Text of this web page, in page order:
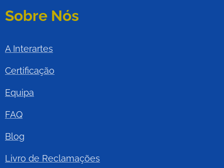
Sobre Nós
A Interartes
Certificação
Equipa
FAQ
Blog
Livro de Reclamações